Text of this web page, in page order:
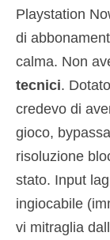
Playstation
di
calma. Non
tecnici.
credevo di
gioco,
risoluzione
stato. Input
ingiocabile
vi mitraglia